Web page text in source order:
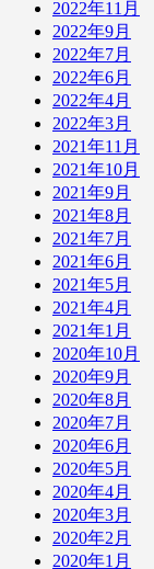
2022年11月
2022年9月
2022年7月
2022年6月
2022年4月
2022年3月
2021年11月
2021年10月
2021年9月
2021年8月
2021年7月
2021年6月
2021年5月
2021年4月
2021年1月
2020年10月
2020年9月
2020年8月
2020年7月
2020年6月
2020年5月
2020年4月
2020年3月
2020年2月
2020年1月